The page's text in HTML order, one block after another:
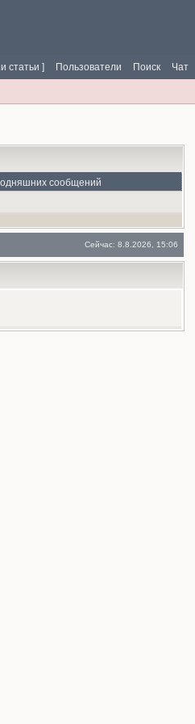
Чат
Поиск
Пользователи
статьи ]
сообщений
Сейчас: 8.8.2026, 15:06